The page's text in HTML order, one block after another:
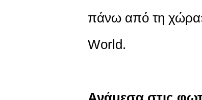
πάνω από τη
World.